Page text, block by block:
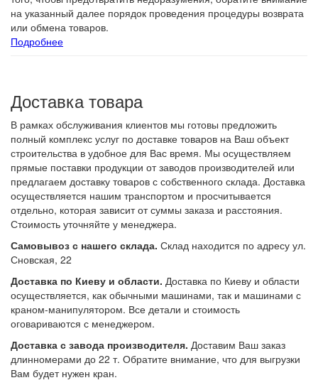
на указанный далее порядок проведения процедуры возврата
или обмена товаров.
Подробнее
Доставка товара
В рамках обслуживания клиентов мы готовы предложить
полный комплекс услуг по доставке товаров на Ваш объект
строительства в удобное для Вас время. Мы осуществляем
прямые поставки продукции от заводов производителей или
предлагаем доставку товаров с собственного склада. Доставка
осуществляется нашим транспортом и просчитывается
отдельно, которая зависит от суммы заказа и расстояния.
Стоимость уточняйте у менеджера.
Самовывоз с нашего склада. Склад находится по адресу ул.
Сновская, 22
Доставка по Киеву и области. Доставка по Киеву и области
осуществляется, как обычными машинами, так и машинами с
краном-манипулятором. Все детали и стоимость
оговариваются с менеджером.
Доставка с завода производителя. Доставим Ваш заказ
длинномерами до 22 т. Обратите внимание, что для выгрузки
Вам будет нужен кран.